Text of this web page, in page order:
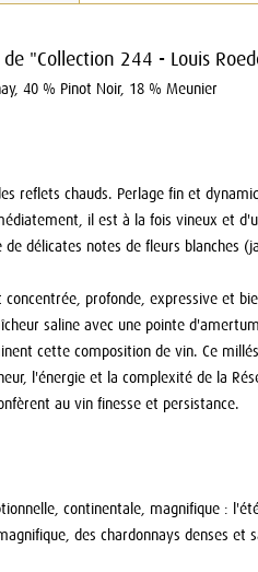
"Collection 244 - Louis
40 % Pinot Noir, 18 % Meunier
reflets chauds. Perlage fin et
il est à la fois vineux et
délicates notes de fleurs blanches
concentrée, profonde, expressive et
saline avec une pointe
cette composition de vin. Ce
l'énergie et la complexité de la
au vin finesse et persistance.
continentale, magnifique :
des chardonnays denses